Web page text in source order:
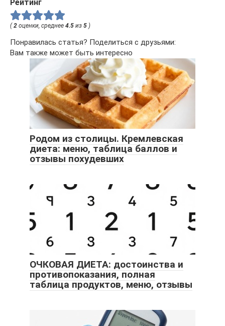
Рейтинг
( 2 оценки, среднее 4.5 из 5 )
Понравилась статья? Поделиться с друзьями:
Вам также может быть интересно
Родом из столицы. Кремлевская
диета: меню, таблица баллов и
отзывы похудевших
ОЧКОВАЯ ДИЕТА: достоинства и
противопоказания, полная
таблица продуктов, меню, отзывы